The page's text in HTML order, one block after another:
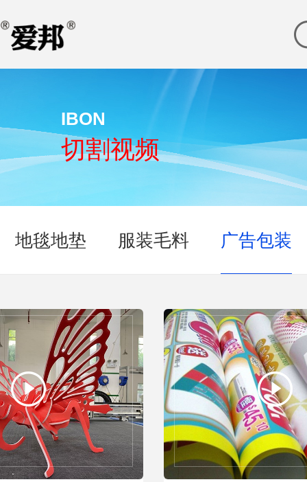
IBON
切割视频
地毯地垫 服装毛料 广告包装